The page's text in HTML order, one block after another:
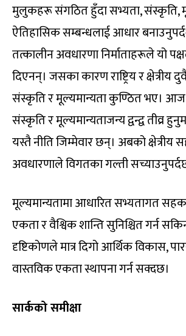
मुलुकहरू संगठित हुँदा सभ्यता, संस्कृति,
ऐतिहासिक सम्बन्धलाई आधार
तत्कालीन अवधारणा निर्माताहरूले यो
दिएनन्। जसका कारण राष्ट्रिय र क्षेत्रीय
संस्कृति र मूल्यमान्यता कुण्ठित भए। आज
संस्कृति र मूल्यमान्यताजन्य द्वन्द्व तीव्र
यस्तै नीति जिम्मेवार छन्। अबको क्षेत्रीय
अवधारणाले विगतका गल्ती
मूल्यमान्यतामा आधारित सभ्यतागत
एकता र वैश्विक शान्ति सुनिश्चित गर्न
दृष्टिकोणले मात्र दिगो आर्थिक विकास,
वास्तविक एकता स्थापना गर्न सक्दछ।
सार्कको समीक्षा